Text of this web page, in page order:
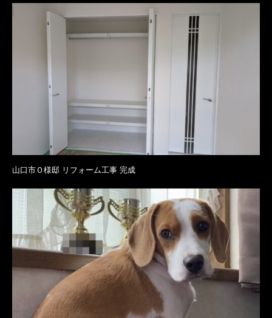
山口市Ｏ様邸 リフォーム工事 完成